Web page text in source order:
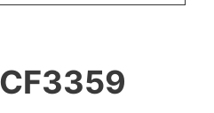
СО РАН